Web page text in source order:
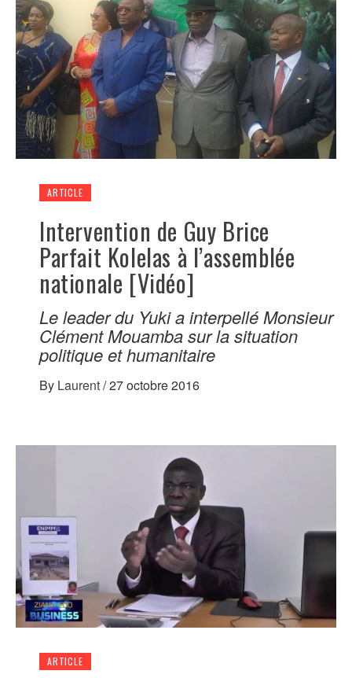
ARTICLE
Intervention de Guy Brice
Parfait Kolelas à l’assemblée
nationale [Vidéo]
Le leader du Yuki a interpellé Monsieur
Clément Mouamba sur la situation
politique et humanitaire
By Laurent/27 octobre 2016
ARTICLE